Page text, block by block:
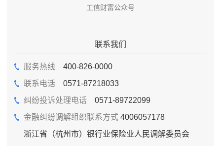
工信财富公众号
联系我们
服务热线 400-826-0000
联系电话0571-87218033
纠纷投诉处理电话0571-89722099
金融纠纷调解组织联系方式4006057178
浙江省（杭州市）银行业保险业人民调解委员会